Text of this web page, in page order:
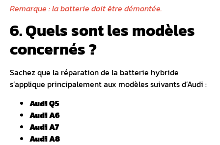
Remarque : la batterie doit être démontée.
6. Quels sont les modèles
concernés ?
Sachez que la réparation de la batterie hybride
s’applique principalement aux modèles suivants d’Audi :
Audi Q5
Audi A6
Audi A7
Audi A8